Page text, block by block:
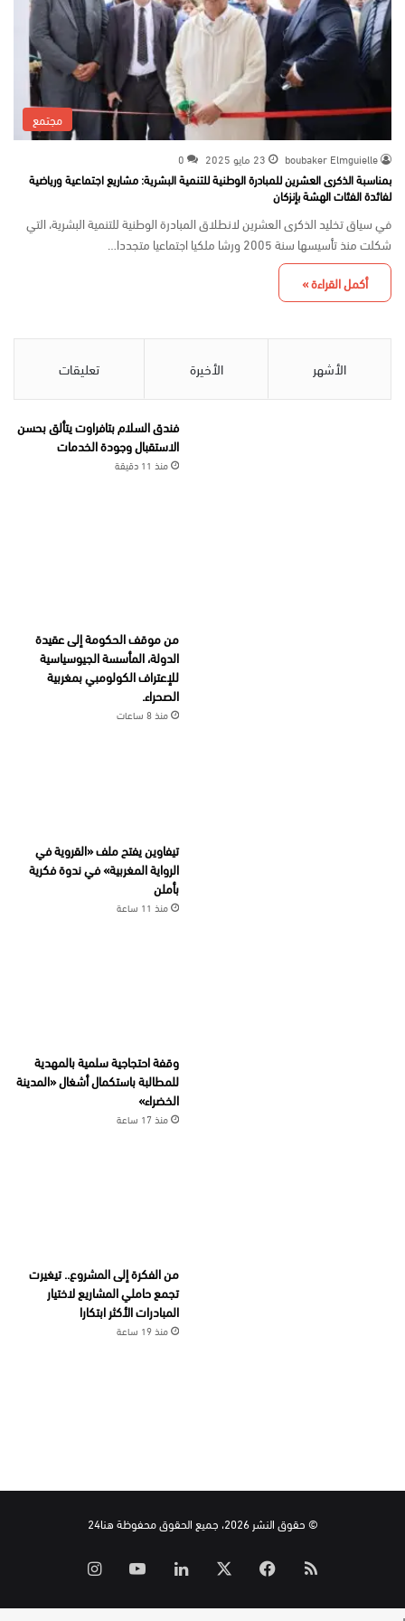
مجتمع
boubaker Elmguielle 23 مايو 2025 0
بمناسبة الذكرى العشرين للمبادرة الوطنية للتنمية البشرية: مشاريع اجتماعية ورياضية
لفائدة الفئات الهشة بإنزكان
في سياق تخليد الذكرى العشرين لانطلاق المبادرة الوطنية للتنمية البشرية، التي
شكلت منذ تأسيسها سنة 2005 ورشا ملكيا اجتماعيا متجددا…
أكمل القراءة »
الأشهر الأخيرة تعليقات
فندق السلام بتافراوت يتألق بحسن
الاستقبال وجودة الخدمات
منذ 11 دقيقة
من موقف الحكومة إلى عقيدة
الدولة، المأسسة الجيوسياسية
للإعتراف الكولومبي بمغربية
الصحراء.
منذ 8 ساعات
تيفاوين يفتح ملف «القروية في
الرواية المغربية» في ندوة فكرية
بأملن
منذ 11 ساعة
وقفة احتجاجية سلمية بالمهدية
للمطالبة باستكمال أشغال «المدينة
الخضراء»
منذ 17 ساعة
من الفكرة إلى المشروع.. تيغيرت
تجمع حاملي المشاريع لاختيار
المبادرات الأكثر ابتكارا
منذ 19 ساعة
© حقوق النشر 2026، جميع الحقوق محفوظة هنا24
ملخص
الموقع
فيسبوك لينكدإن ‫YouTube